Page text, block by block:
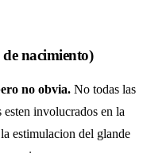
nacimiento)
no obvia. No todas las
esten involucrados en la
estimulacion del glande